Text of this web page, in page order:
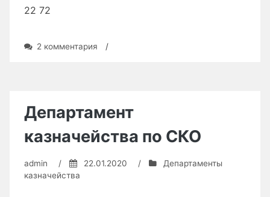
22 72
2 комментарияк
области
/
Департамент
казначейства по СКО
admin / 22.01.2020 /
Департаменты
казначейства